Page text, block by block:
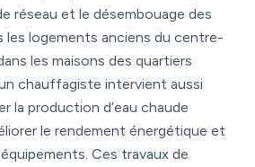
réseau et le désembouage des
les logements anciens du centre-
les maisons des quartiers
chauffagiste intervient aussi
la production d’eau chaude
le rendement énergétique et
Ces travaux de